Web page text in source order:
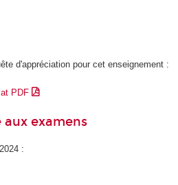
d'appréciation pour cet enseignement :
PDF
aux examens
: